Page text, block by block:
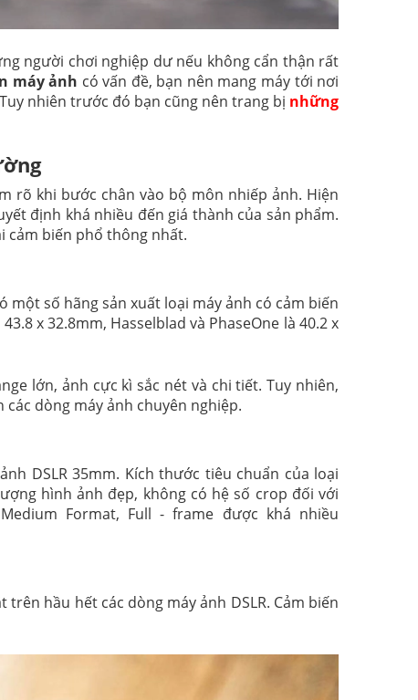
người chơi nghiệp dư nếu không cẩn thận rất
máy ảnh có vấn đề, bạn nên mang máy tới nơi
nhiên trước đó bạn cũng nên trang bị những
rõ khi bước chân vào bộ môn nhiếp ảnh. Hiện
định khá nhiều đến giá thành của sản phẩm.
cảm biến phổ thông nhất.
số hãng sản xuất loại máy ảnh có cảm biến
x 32.8mm, Hasselblad và PhaseOne là 40.2 x
lớn, ảnh cực kì sắc nét và chi tiết. Tuy nhiên,
dòng máy ảnh chuyên nghiệp.
DSLR 35mm. Kích thước tiêu chuẩn của loại
hình ảnh đẹp, không có hệ số crop đối với
Format, Full - frame được khá nhiều
hầu hết các dòng máy ảnh DSLR. Cảm biến